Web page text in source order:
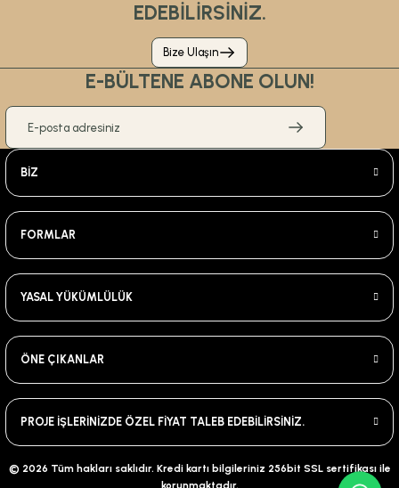
EDEBİLİRSİNİZ.
Bize Ulaşın
E-BÜLTENE ABONE OLUN!
BİZ
FORMLAR
YASAL YÜKÜMLÜLÜK
ÖNE ÇIKANLAR
PROJE İŞLERİNİZDE ÖZEL FİYAT TALEB EDEBİLİRSİNİZ.
© 2026 Tüm hakları saklıdır. Kredi kartı bilgileriniz 256bit SSL sertifikası ile
korunmaktadır.